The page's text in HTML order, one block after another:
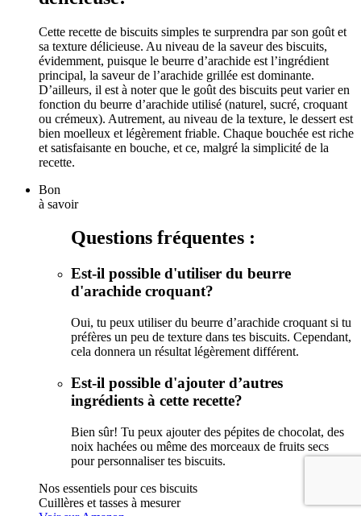
Cette recette de biscuits simples te surprendra par son goût et
sa texture délicieuse. Au niveau de la saveur des biscuits,
évidemment, puisque le beurre d’arachide est l’ingrédient
principal, la saveur de l’arachide grillée est dominante.
D’ailleurs, il est à noter que le goût des biscuits peut varier en
fonction du beurre d’arachide utilisé (naturel, sucré, croquant
ou crémeux). Autrement, au niveau de la texture, le dessert est
bien moelleux et légèrement friable. Chaque bouchée est riche
et satisfaisante en bouche, et ce, malgré la simplicité de la
recette.
Bon
à savoir
Questions fréquentes :
Est-il possible d'utiliser du beurre
d'arachide croquant?
Oui, tu peux utiliser du beurre d’arachide croquant si tu
préfères un peu de texture dans tes biscuits. Cependant,
cela donnera un résultat légèrement différent.
Est-il possible d'ajouter d’autres
ingrédients à cette recette?
Bien sûr! Tu peux ajouter des pépites de chocolat, des
noix hachées ou même des morceaux de fruits secs
pour personnaliser tes biscuits.
Nos essentiels pour ces biscuits
Cuillères et tasses à mesurer